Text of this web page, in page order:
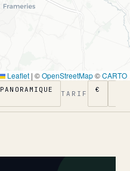
Leaflet | ©OpenStreetMap©CARTO
PANORAMIQUE TARIF €